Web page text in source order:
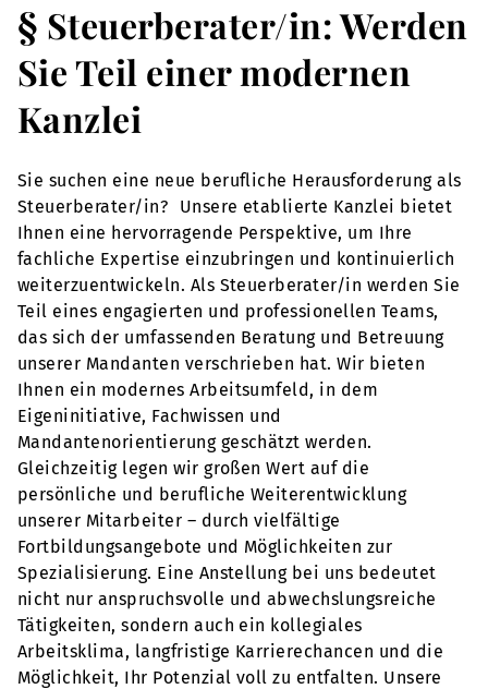
§ Steuerberater/in: Werden
Sie Teil einer modernen
Kanzlei
Sie suchen eine neue berufliche Herausforderung als
Steuerberater/in? Unsere etablierte Kanzlei bietet
Ihnen eine hervorragende Perspektive, um Ihre
fachliche Expertise einzubringen und kontinuierlich
weiterzuentwickeln. Als Steuerberater/in werden Sie
Teil eines engagierten und professionellen Teams,
das sich der umfassenden Beratung und Betreuung
unserer Mandanten verschrieben hat. Wir bieten
Ihnen ein modernes Arbeitsumfeld, in dem
Eigeninitiative, Fachwissen und
Mandantenorientierung geschätzt werden.
Gleichzeitig legen wir großen Wert auf die
persönliche und berufliche Weiterentwicklung
unserer Mitarbeiter – durch vielfältige
Fortbildungsangebote und Möglichkeiten zur
Spezialisierung. Eine Anstellung bei uns bedeutet
nicht nur anspruchsvolle und abwechslungsreiche
Tätigkeiten, sondern auch ein kollegiales
Arbeitsklima, langfristige Karrierechancen und die
Möglichkeit, Ihr Potenzial voll zu entfalten. Unsere